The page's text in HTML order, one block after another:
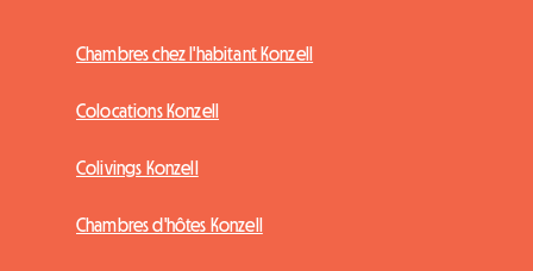
Chambres chez l'habitant Konzell
Colocations Konzell
Colivings Konzell
Chambres d'hôtes Konzell